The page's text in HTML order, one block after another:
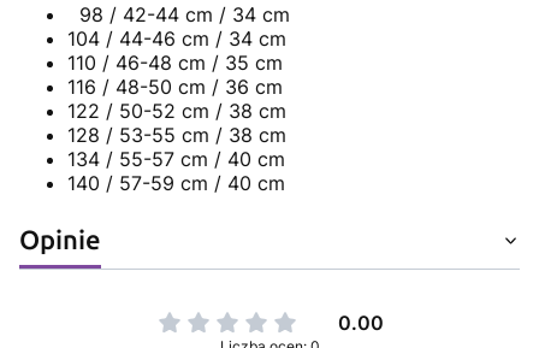
98 / 42-44 cm / 34 cm
104 / 44-46 cm / 34 cm
110 / 46-48 cm / 35 cm
116 / 48-50 cm / 36 cm
122 / 50-52 cm / 38 cm
128 / 53-55 cm / 38 cm
134 / 55-57 cm / 40 cm
140 / 57-59 cm / 40 cm
Opinie
0.00